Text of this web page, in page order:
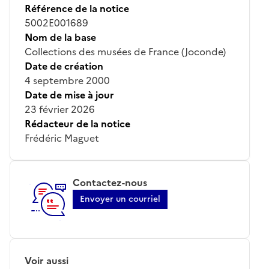
Référence de la notice
5002E001689
Nom de la base
Collections des musées de France (Joconde)
Date de création
4 septembre 2000
Date de mise à jour
23 février 2026
Rédacteur de la notice
Frédéric Maguet
Contactez-nous
Envoyer un courriel
Voir aussi